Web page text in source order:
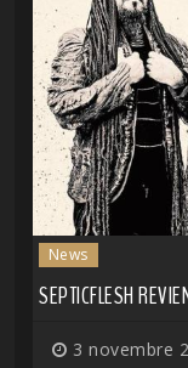
News
SEPTICFLESH
3 novembre